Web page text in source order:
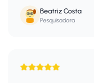
Beatriz Costa
Pesquisadora